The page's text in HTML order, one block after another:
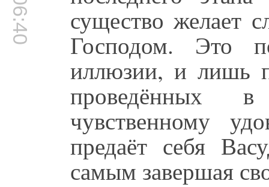
существо желает
Господом. Это
иллюзии, и лишь
проведённых
чувственному
предаёт себя
самым завершая